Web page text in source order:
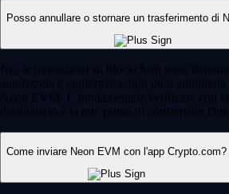
Posso annullare o stornare un trasferimento di
No, le transazioni su blockchain sono
autorizzata e confermata, non puoi
Neon EVM. È fondamentale verificare con
destinatario e la rete prima di confermare
Come inviare Neon EVM con l'app Crypto.com?